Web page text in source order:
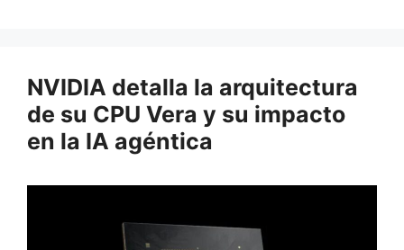
NVIDIA detalla la arquitectura
de su CPU Vera y su impacto
en la IA agéntica